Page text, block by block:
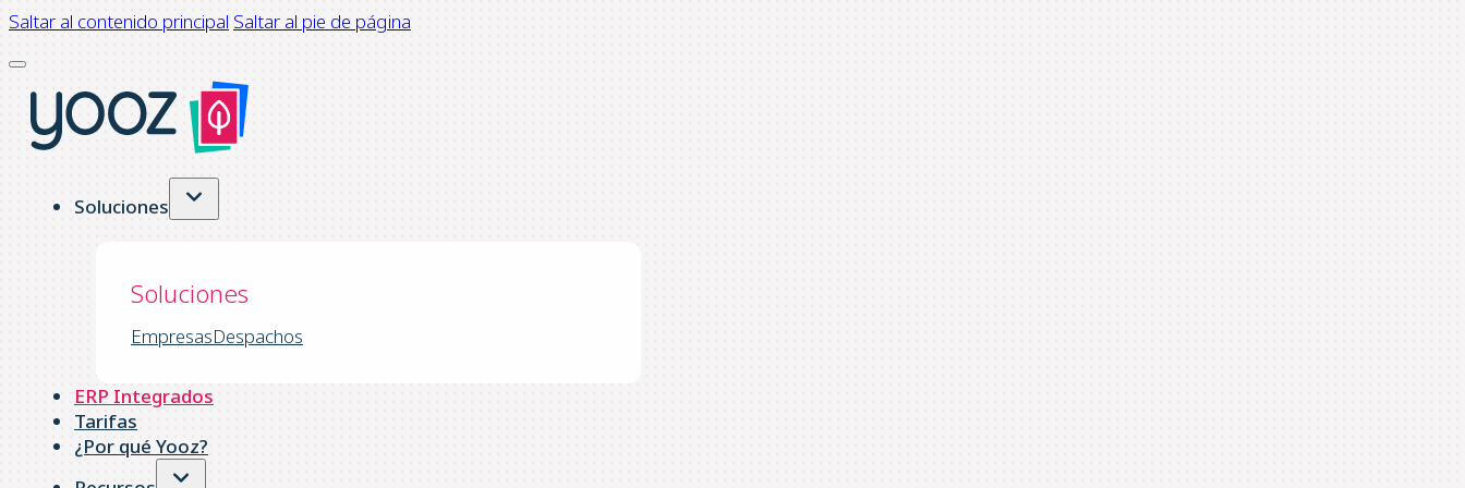
Saltar al contenido principal Saltar al pie de página
Soluciones
Soluciones
EmpresasDespachos
ERP Integrados
Tarifas
¿Por qué Yooz?